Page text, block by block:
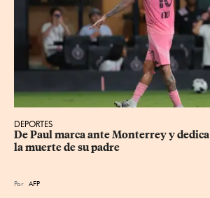
DEPORTES
De Paul marca ante Monterrey y
la muerte de su padre
Por AFP